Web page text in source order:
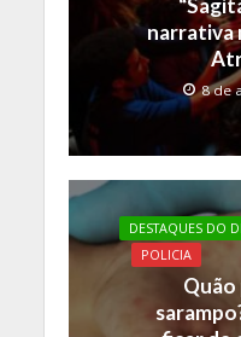
k p
narrativa
8 de
DESTAQUES DO
POLICIA
Quão